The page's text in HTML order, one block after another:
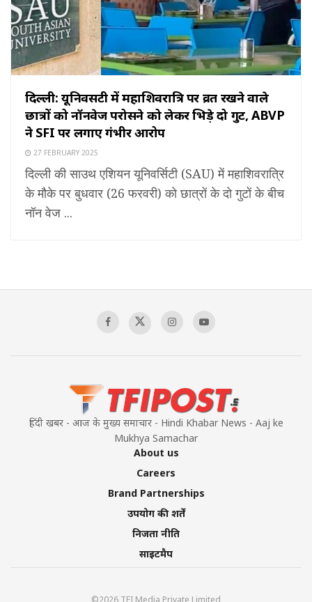
दिल्ली: यूनिवर्सिटी में महाशिवरात्रि पर व्रत रखने वाले
छात्रों को नॉनवेज परोसने को लेकर भिड़े दो गुट, ABVP
ने SFI पर लगाए गंभीर आरोप
27 FEBRUARY 2025
दिल्ली की साउथ एशियन यूनिवर्सिटी (SAU) में महाशिवरात्रि
के मौके पर बुधवार (26 फरवरी) को छात्रों के दो गुटों के बीच
नॉन वेज ...
हिंदी खबर - आज के मुख्य समाचार - Hindi Khabar News - Aaj ke
Mukhya Samachar
About us
Careers
Brand Partnerships
उपयोग की शर्तें
निजता नीति
साइटमैप